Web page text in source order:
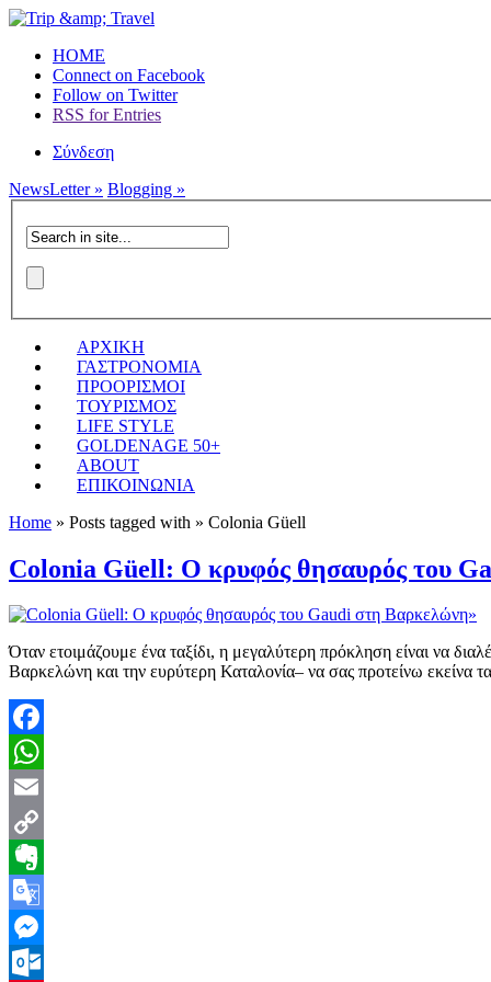
HOME
Connect on Facebook
Follow on Twitter
RSS for Entries
Σύνδεση
NewsLetter » Blogging »
ΑΡΧΙΚΗ
ΓΑΣΤΡΟΝΟΜΙΑ
ΠΡΟΟΡΙΣΜΟΙ
ΤΟΥΡΙΣΜΟΣ
LIFE STYLE
GOLDENAGE 50+
ABOUT
ΕΠΙΚΟΙΝΩΝΙΑ
Home » Posts tagged with » Colonia Güell
Colonia Güell: Ο κρυφός θησαυρός του
Όταν ετοιμάζουμε ένα ταξίδι, η μεγαλύτερη πρόκληση είναι να
Βαρκελώνη και την ευρύτερη Καταλονία– να σας προτείνω
Facebook
WhatsApp
Email
Copy
Link
Evernote
Google
Translate
Messenger